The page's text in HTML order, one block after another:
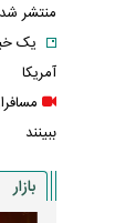
رهبر شهید
منتشر شد
یک
آمریکا
ببینند
بازار